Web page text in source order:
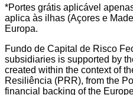
*Portes grátis aplicável
aplica às ilhas (Açores e
Europa.
Fundo de Capital de Risco
subsidiaries is supported by
created within the context of
Resiliência (PRR), from the
financial backing of the